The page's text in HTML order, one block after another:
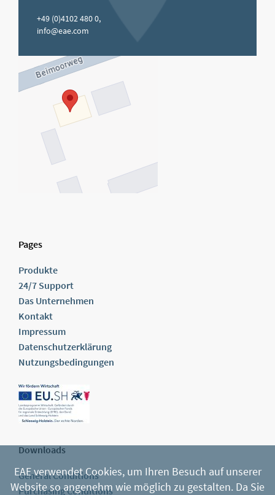
+49 (0)4102 480 0,
info@eae.com
Pages
Produkte
24/7 Support
Das Unternehmen
Kontakt
Impressum
Datenschutzerklärung
Nutzungsbedingungen
Downloads
General Conditions
Purchasing Conditions
EAE verwendet Cookies, um Ihren Besuch auf unserer
Website so angenehm wie möglich zu gestalten. Da Sie